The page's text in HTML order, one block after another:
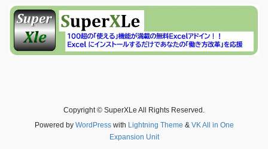
Copyright © SuperXLe All Rights Reserved.
Powered by WordPresswith Lightning Theme & VK All in One
Expansion Unit